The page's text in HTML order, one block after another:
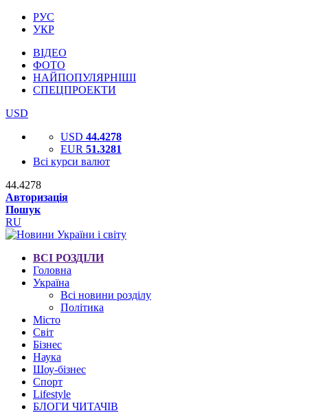
РУС
УКР
ВІДЕО
ФОТО
НАЙПОПУЛЯРНІШІ
СПЕЦПРОЕКТИ
USD
USD 44.4278
EUR 51.3281
Всі курси валют
44.4278
Авторизація
Пошук
RU
ВСІ РОЗДІЛИ
Головна
Україна
Всі новини розділу
Політика
Місто
Світ
Бізнес
Наука
Шоу-бізнес
Спорт
Lifestyle
БЛОГИ ЧИТАЧІВ